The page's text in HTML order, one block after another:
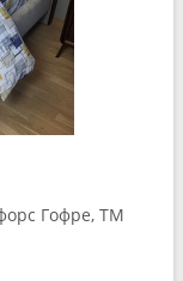
Гофре, ТМ